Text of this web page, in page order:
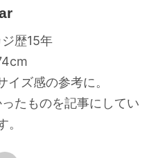
歴15年
ズ感の参考に。
たものを記事にしてい
。